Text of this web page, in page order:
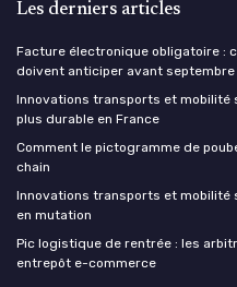
Les derniers articles
Facture électronique obligatoire :
doivent anticiper avant septembre
Innovations transports et mobilité
plus durable en France
Comment le pictogramme de
chain
Innovations transports et mobilité
en mutation
Pic logistique de rentrée : les
entrepôt e-commerce